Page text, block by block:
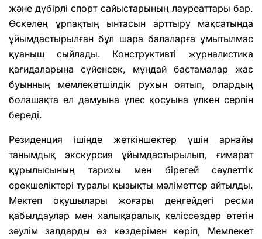
және дүбірлі спорт сайыстарының лауреаттары бар.
Өскелең ұрпақтың ынтасын арттыру мақсатында
ұйымдастырылған бұл шара балаларға ұмытылмас
қуаныш сыйлады. Конструктивті журналистика
қағидаларына сүйенсек, мұндай бастамалар жас
буынның мемлекетшілдік рухын оятып, олардың
болашақта ел дамуына үлес қосуына үлкен серпін
береді.
Резиденция ішінде жеткіншектер үшін арнайы
танымдық экскурсия ұйымдастырылып, ғимарат
құрылысының тарихы мен бірегей сәулеттік
ерекшеліктері туралы қызықты мәліметтер айтылды.
Мектеп оқушылары жоғары деңгейдегі ресми
қабылдаулар мен халықаралық келіссөздер өтетін
зәулім залдарды өз көздерімен көріп, Мемлекет